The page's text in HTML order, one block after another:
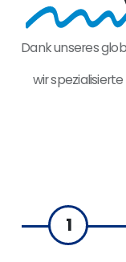
Dank unseres
wir
1